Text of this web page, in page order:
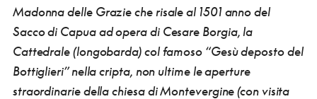
Madonna delle Grazie che risale al 1501 anno del
Sacco di Capua ad opera di Cesare Borgia, la
Cattedrale (longobarda) col famoso “Gesù deposto del
Bottiglieri” nella cripta, non ultime le aperture
straordinarie della chiesa di Montevergine (con visita